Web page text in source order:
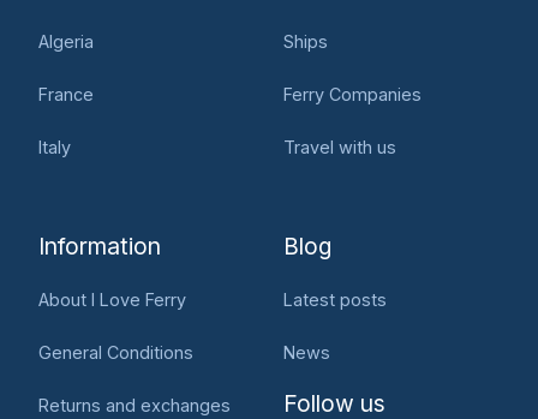
Algeria
France
Italy
Ships
Ferry Companies
Travel with us
Information
About I Love Ferry
General Conditions
Returns and exchanges
Blog
Latest posts
News
Follow us